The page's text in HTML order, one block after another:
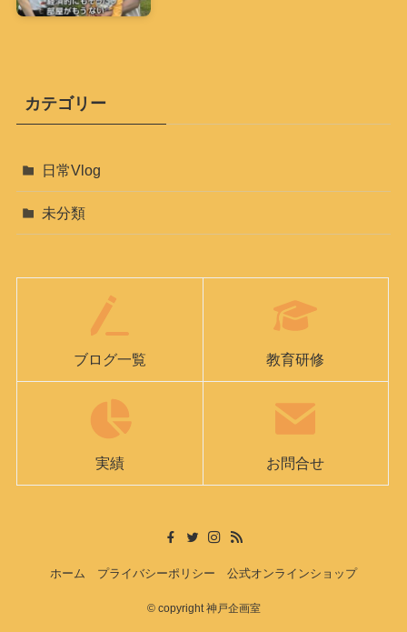
カテゴリー
日常Vlog
未分類
ブログ一覧 教育研修
実績 お問合せ
ホーム プライバシーポリシー 公式オンラインショップ
©copyright 神戸企画室